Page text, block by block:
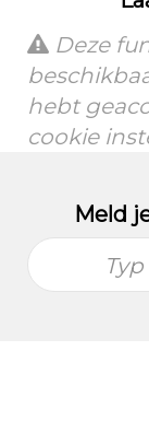
Deze
hebt
cookie
Meld